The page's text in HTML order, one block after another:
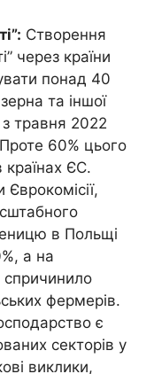
Створення
через країни
понад 40
та іншої
з травня 2022
60% цього
країнах ЄС.
в Польщі
а на
спричинило
фермерів.
є
секторів у
виклики,